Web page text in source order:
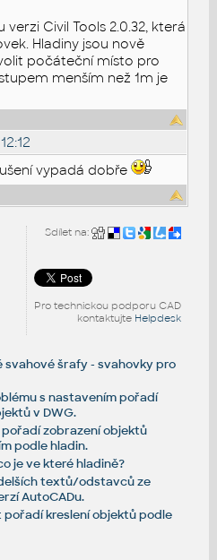
Civil Tools 2.0.32, která
Hladiny jsou nově
počáteční místo pro
menším než 1m je
vypadá dobře
Sdílet na:
Pro technickou podporu CAD
kontaktujte Helpdesk
svahové šrafy - svahovky pro
s nastavením pořadí
v DWG.
zobrazení objektů
podle hladin.
je ve které hladině?
textů/odstavců ze
AutoCADu.
pořadí kreslení objektů podle